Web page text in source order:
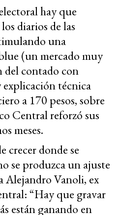
hay que
diarios de las
una
(un mercado muy
del contado con
técnica
a 170 pesos, sobre
Central reforzó sus
meses.
crecer donde se
se produzca un ajuste
Alejandro Vanoli, ex
“Hay que gravar
están ganando en